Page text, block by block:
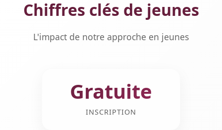
Chiffres clés de jeunes
L'impact de notre approche en jeunes
Gratuite
INSCRIPTION